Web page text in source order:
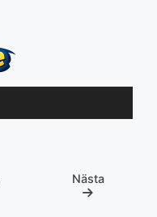
Nästa